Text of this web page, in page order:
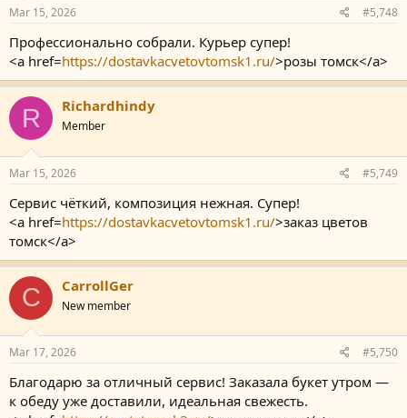
Mar 15, 2026 #5,748
Профессионально собрали. Курьер супер!
<a href=https://dostavkacvetovtomsk1.ru/>розы томск</a>
R Richardhindy
Member
Mar 15, 2026 #5,749
Сервис чёткий, композиция нежная. Супер!
<a href=https://dostavkacvetovtomsk1.ru/>заказ цветов
томск</a>
C CarrollGer
New member
Mar 17, 2026 #5,750
Благодарю за отличный сервис! Заказала букет утром —
к обеду уже доставили, идеальная свежесть.